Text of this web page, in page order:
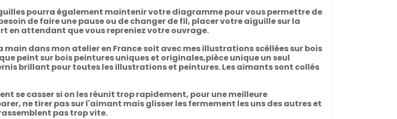
pourra également maintenir votre diagramme pour vous permettre de
de faire une pause ou de changer de fil, placer votre aiguille sur la
en attendant que vous repreniez votre ouvrage.
dans mon atelier en France soit avec mes illustrations scéllées sur bois
peint sur bois peintures uniques et originales,pièce unique un seul
brillant pour toutes les illustrations et peintures. Les aimants sont collés
se casser si on les réunit trop rapidement, pour une meilleure
ne tirer pas sur l'aimant mais glisser les fermement les uns des autres et
pas trop vite.